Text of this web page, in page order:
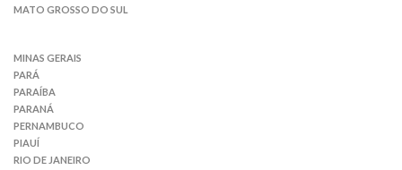
MATO GROSSO DO SUL
MINAS GERAIS
PARÁ
PARAÍBA
PARANÁ
PERNAMBUCO
PIAUÍ
RIO DE JANEIRO